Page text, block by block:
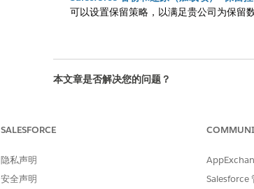
可以设置保留策略，以满足贵公司为保留
本文章是否解决您的问题？
SALESFORCE
隐私声明
安全声明
Salesforce